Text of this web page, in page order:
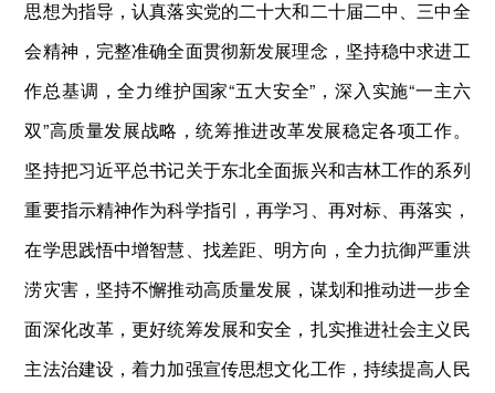
思想为指导，认真落实党的二十大和二十届二中、三中全
会精神，完整准确全面贯彻新发展理念，坚持稳中求进工
作总基调，全力维护国家“五大安全”，深入实施“一主六
双”高质量发展战略，统筹推进改革发展稳定各项工作。
坚持把习近平总书记关于东北全面振兴和吉林工作的系列
重要指示精神作为科学指引，再学习、再对标、再落实，
在学思践悟中增智慧、找差距、明方向，全力抗御严重洪
涝灾害，坚持不懈推动高质量发展，谋划和推动进一步全
面深化改革，更好统筹发展和安全，扎实推进社会主义民
主法治建设，着力加强宣传思想文化工作，持续提高人民